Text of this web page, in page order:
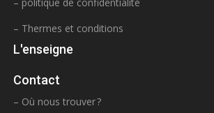
– Thermes et conditions
L'enseigne
Contact
– Où nous trouver ?